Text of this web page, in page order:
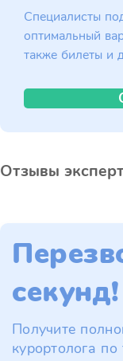
Специалисты
оптимальный
также билеты и
Отзывы
секунд!
Получите
курортолога